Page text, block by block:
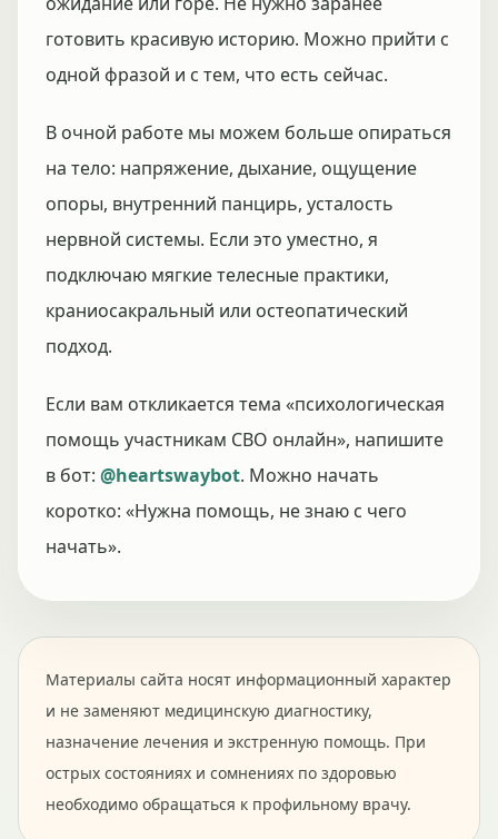
готовить красивую историю. Можно прийти с
одной фразой и с тем, что есть сейчас.
В очной работе мы можем больше опираться
на тело: напряжение, дыхание, ощущение
опоры, внутренний панцирь, усталость
нервной системы. Если это уместно, я
подключаю мягкие телесные практики,
краниосакральный или остеопатический
подход.
Если вам откликается тема «психологическая
помощь участникам СВО онлайн», напишите
в бот: @heartswaybot. Можно начать
коротко: «Нужна помощь, не знаю с чего
начать».
Материалы сайта носят информационный характер
и не заменяют медицинскую диагностику,
назначение лечения и экстренную помощь. При
острых состояниях и сомнениях по здоровью
необходимо обращаться к профильному врачу.